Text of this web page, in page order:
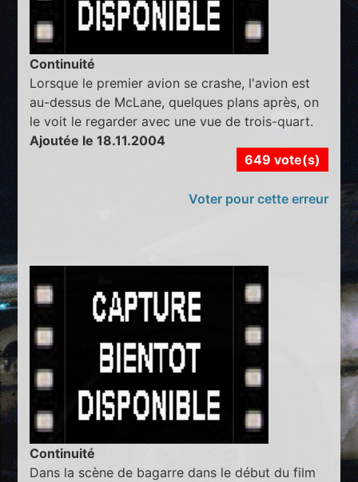
Continuité
Lorsque le premier avion se crashe, l'avion est
au-dessus de McLane, quelques plans après, on
le voit le regarder avec une vue de trois-quart.
Ajoutée le 18.11.2004
649 vote(s)
Voter pour cette erreur
Continuité
Dans la scène de bagarre dans le début du film